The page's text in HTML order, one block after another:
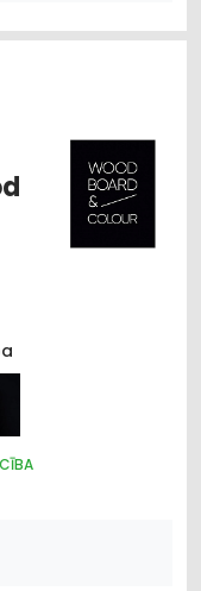
KĀPNES